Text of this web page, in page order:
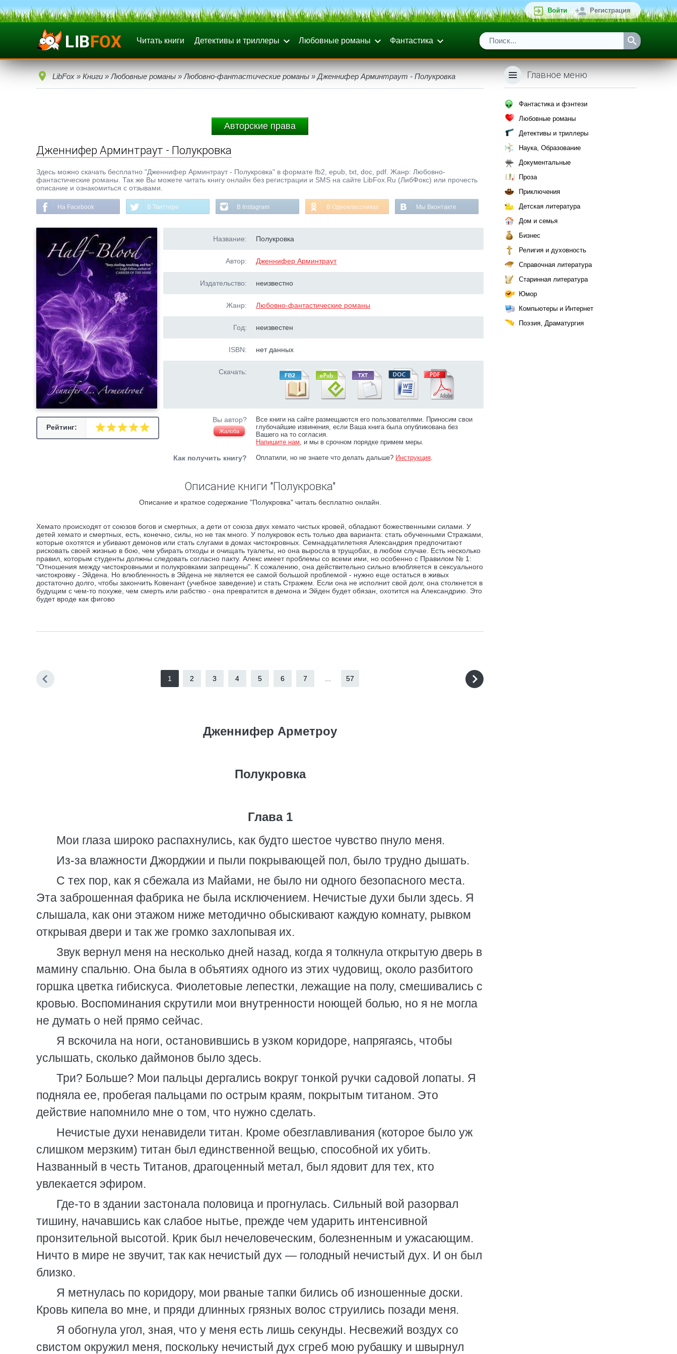
Войти Регистрация
Читать книги Детективы и триллеры Любовные романы Фантастика
LibFox » Книги » Любовные романы » Любовно-фантастические романы » Дженнифер Арминтраут - Полукровка
Авторские права
Дженнифер Арминтраут - Полукровка
Здесь можно скачать бесплатно "Дженнифер Арминтраут - Полукровка" в формате fb2, epub, txt, doc, pdf. Жанр: Любовно-
фантастические романы. Так же Вы можете читать книгу онлайн без регистрации и SMS на сайте LibFox.Ru (ЛибФокс) или прочесть
описание и ознакомиться с отзывами.
На Facebook В Твиттере В Instagram В Одноклассниках Мы Вконтакте
Рейтинг:
Название: Полукровка
Автор: Дженнифер Арминтраут
Издательство: неизвестно
Жанр: Любовно-фантастические романы
Год: неизвестен
ISBN: нет данных
Скачать:
Вы автор?
Жалоба
Все книги на сайте размещаются его пользователями. Приносим свои
глубочайшие извинения, если Ваша книга была опубликована без
Вашего на то согласия.
Напишите нам, и мы в срочном порядке примем меры.
Как получить книгу? Оплатили, но не знаете что делать дальше? Инструкция.
Описание книги "Полукровка"
Описание и краткое содержание "Полукровка" читать бесплатно онлайн.
Хемато происходят от союзов богов и смертных, а дети от союза двух хемато чистых кровей, обладают божественными силами. У
детей хемато и смертных, есть, конечно, силы, но не так много. У полукровок есть только два варианта: стать обученными Стражами,
которые охотятся и убивают демонов или стать слугами в домах чистокровных. Семнадцатилетняя Александрия предпочитают
рисковать своей жизнью в бою, чем убирать отходы и очищать туалеты, но она выросла в трущобах, в любом случае. Есть несколько
правил, которым студенты должны следовать согласно пакту. Алекс имеет проблемы со всеми ими, но особенно с Правилом № 1:
"Отношения между чистокровными и полукровками запрещены". К сожалению, она действительно сильно влюбляется в сексуального
чистокровку - Эйдена. Но влюбленность в Эйдена не является ее самой большой проблемой - нужно еще остаться в живых
достаточно долго, чтобы закончить Ковенант (учебное заведение) и стать Стражем. Если она не исполнит свой долг, она столкнется в
будущим с чем-то похуже, чем смерть или рабство - она превратится в демона и Эйден будет обязан, охотится на Александрию. Это
будет вроде как фигово
1 2 3 4 5 6 7 57
Дженнифер Арметроу
Полукровка
Глава 1
Мои глаза широко распахнулись, как будто шестое чувство пнуло меня.
Из-за влажности Джорджии и пыли покрывающей пол, было трудно дышать.
С тех пор, как я сбежала из Майами, не было ни одного безопасного места.
Эта заброшенная фабрика не была исключением. Нечистые духи были здесь. Я
слышала, как они этажом ниже методично обыскивают каждую комнату, рывком
открывая двери и так же громко захлопывая их.
Звук вернул меня на несколько дней назад, когда я толкнула открытую дверь в
мамину спальню. Она была в объятиях одного из этих чудовищ, около разбитого
горшка цветка гибискуса. Фиолетовые лепестки, лежащие на полу, смешивались с
кровью. Воспоминания скрутили мои внутренности ноющей болью, но я не могла
не думать о ней прямо сейчас.
Я вскочила на ноги, остановившись в узком коридоре, напрягаясь, чтобы
услышать, сколько даймонов было здесь.
Три? Больше? Мои пальцы дергались вокруг тонкой ручки садовой лопаты. Я
подняла ее, пробегая пальцами по острым краям, покрытым титаном. Это
действие напомнило мне о том, что нужно сделать.
Нечистые духи ненавидели титан. Кроме обезглавливания (которое было уж
слишком мерзким) титан был единственной вещью, способной их убить.
Названный в честь Титанов, драгоценный метал, был ядовит для тех, кто
увлекается эфиром.
Где-то в здании застонала половица и прогнулась. Сильный вой разорвал
тишину, начавшись как слабое нытье, прежде чем ударить интенсивной
пронзительной высотой. Крик был нечеловеческим, болезненным и ужасающим.
Ничто в мире не звучит, так как нечистый дух — голодный нечистый дух. И он был
близко.
Я метнулась по коридору, мои рваные тапки бились об изношенные доски.
Кровь кипела во мне, и пряди длинных грязных волос струились позади меня.
Я обогнула угол, зная, что у меня есть лишь секунды. Несвежий воздух со
свистом окружил меня, поскольку нечистый дух сгреб мою рубашку и швырнул
Главное меню
Фантастика и фэнтези
Любовные романы
Детективы и триллеры
Наука, Образование
Документальные
Проза
Приключения
Детская литература
Дом и семья
Бизнес
Религия и духовность
Справочная литература
Старинная литература
Юмор
Компьютеры и Интернет
Поэзия, Драматургия